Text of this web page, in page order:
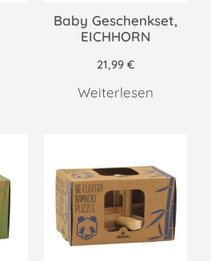
Baby Geschenkset,
EICHHORN
21,99€
Weiterlesen